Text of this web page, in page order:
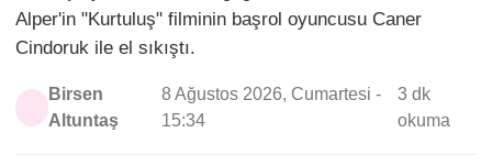
Alper'in "Kurtuluş" filminin başrol oyuncusu Caner
Cindoruk ile el sıkıştı.
Birsen
Altuntaş
8 Ağustos 2026, Cumartesi -
15:34
3 dk
okuma